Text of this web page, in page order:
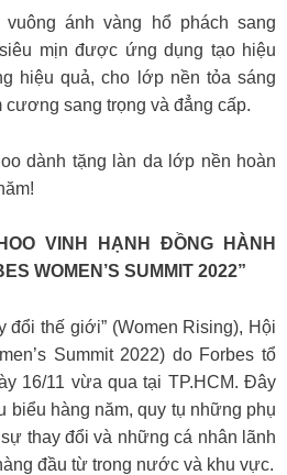
ánh vàng hổ phách sang
mịn được ứng dụng tạo hiệu
hiệu quả, cho lớp nền tỏa sáng
sang trọng và đẳng cấp.
dành tặng làn da lớp nền hoàn
VINH HẠNH ĐỒNG HÀNH
WOMEN’S SUMMIT 2022”
đổi thế giới” (Women Rising), Hội
Summit 2022) do Forbes tổ
16/11 vừa qua tại TP.HCM. Đây
biểu hàng năm, quy tụ những phụ
thay đổi và những cá nhân lãnh
đầu từ trong nước và khu vực.